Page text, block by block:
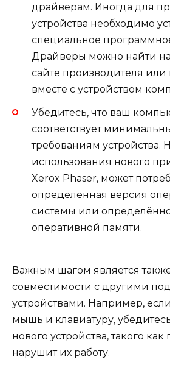
драйверам. Иногда для
устройства необходимо
специальное
Драйверы можно найти
сайте производителя или
вместе с устройством
Убедитесь, что ваш
соответствует
требованиям устройства.
использования нового
Xerox Phaser, может
определённая версия
системы или
оперативной памяти.
Важным шагом является
совместимости с другими
устройствами. Например,
мышь и клавиатуру,
нового устройства, такого
нарушит их работу.